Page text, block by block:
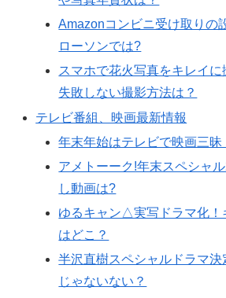
Amazonコンビニ受け取りの
ローソンでは?
スマホで花火写真をキレイに
失敗しない撮影方法は？
テレビ番組、映画最新情報
年末年始はテレビで映画三昧
アメトーーク!年末スペシャ
し動画は?
ゆるキャン△実写ドラマ化！
はどこ？
半沢直樹スペシャルドラマ決
じゃないない？